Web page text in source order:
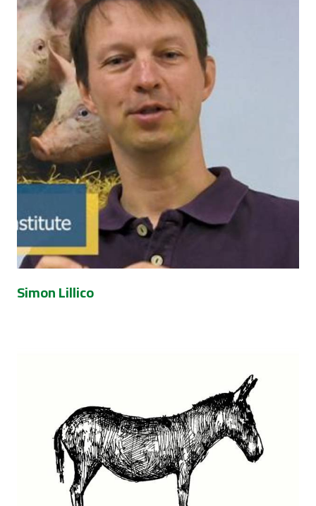
Simon Lillico